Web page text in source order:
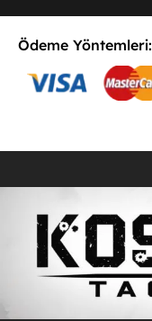
Ödeme Yöntemleri: